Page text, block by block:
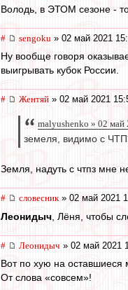
Володь, в ЭТОМ сезоне -
# sengoku » 02 май 2021
Ну вообще говоря
выигрывать кубок России.
# Жентяй » 02 май 2021
malyushenko » 02 май
земеля, видимо с
Земля, надуть с чтпз мне
# словесник » 02 май 2021
Леонидыч , Лёня, чтобы
# Леонидыч » 02 май 2021
Вот по хую на оставшиеся
От слова «совсем»!